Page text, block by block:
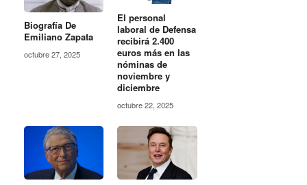
Biografía De
Emiliano Zapata
octubre 27, 2025
El personal
laboral de Defensa
recibirá 2.400
euros más en las
nóminas de
noviembre y
diciembre
octubre 22, 2025